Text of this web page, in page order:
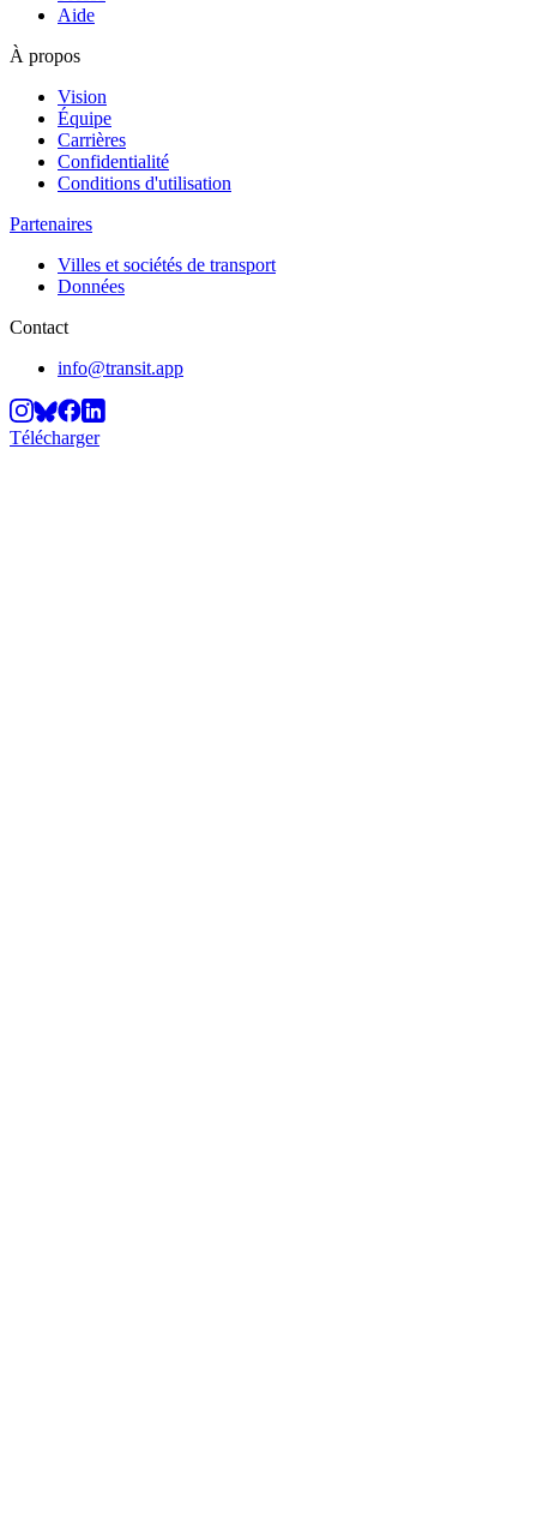
Aide
À propos
Vision
Équipe
Carrières
Confidentialité
Conditions d'utilisation
Partenaires
Villes et sociétés de transport
Données
Contact
info@transit.app
Télécharger